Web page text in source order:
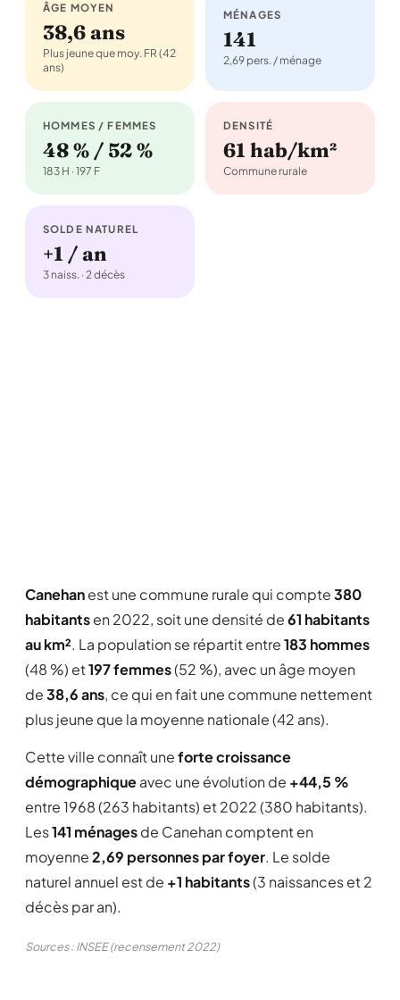
ÂGE MOYEN
38,6 ans
Plus jeune que moy. FR (42
ans)
MÉNAGES
141
2,69 pers. / ménage
HOMMES / FEMMES
48 % / 52 %
183 H · 197 F
DENSITÉ
61 hab/km²
Commune rurale
SOLDE NATUREL
+1 / an
3 naiss. · 2 décès
Canehanest une commune rurale qui compte380
habitantsen 2022, soit une densité de61 habitants
au km². La population se répartit entre183 hommes
(48 %) et197 femmes(52 %), avec un âge moyen
de38,6 ans, ce qui en fait une commune nettement
plus jeune que la moyenne nationale (42 ans).
Cette ville connaît uneforte croissance
démographiqueavec une évolution de +44,5 %
entre 1968 (263 habitants) et 2022 (380 habitants).
Les141 ménagesde Canehan comptent en
moyenne2,69 personnes par foyer. Le solde
naturel annuel est de +1 habitants(3 naissances et 2
décès par an).
Sources : INSEE (recensement 2022)